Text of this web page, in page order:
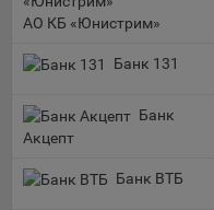
Общество
пользователей сайта
собираемые с помощью
которые служат для
содержания. Общество
данные о пользователе
настройках браузера
сохранение файлов
АО КБ «Юнистрим»
Банк 131
Банк
Акцепт
Банк ВТБ